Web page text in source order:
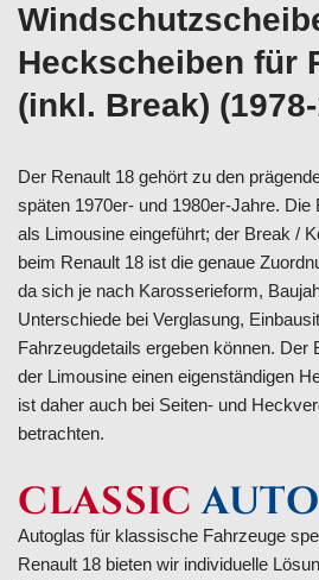
Heckscheiben für
(inkl. Break)
Der Renault 18 gehört zu den
späten 1970er- und 1980er-Jahre. Die
als Limousine eingeführt; der Break /
beim Renault 18 ist die genaue
da sich je nach Karosserieform,
Unterschiede bei Verglasung,
Fahrzeugdetails ergeben können. Der
der Limousine einen eigenständigen
ist daher auch bei Seiten- und
betrachten.
CLASSIC
Autoglas für klassische Fahrzeuge
Renault 18 bieten wir individuelle